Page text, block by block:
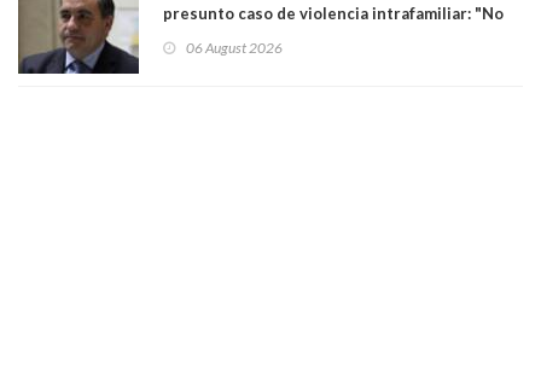
presunto caso de violencia intrafamiliar: "No
antecedentes a Tribunal Supremo
06 August 2026